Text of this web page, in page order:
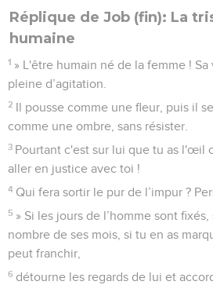
Réplique de Job (fin): La
humaine
1 » L'être humain né de la femme !
pleine d’agitation.
2 Il pousse comme une fleur, puis il
comme une ombre, sans résister.
3 Pourtant c'est sur lui que tu as l'œil
aller en justice avec toi !
4 Qui fera sortir le pur de l’impur ?
5 » Si les jours de l’homme sont
nombre de ses mois, si tu en as
peut franchir,
6 détourne les regards de lui et